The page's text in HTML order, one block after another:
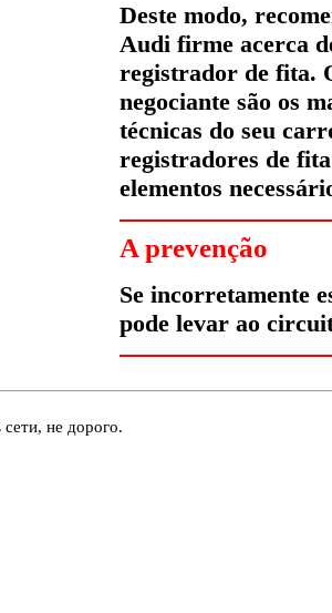
Deste modo,
Audi firme acerca
registrador de fita.
negociante são os
técnicas do seu
registradores de
elementos
A prevenção
Se incorretamente
pode levar ao
не дорого.